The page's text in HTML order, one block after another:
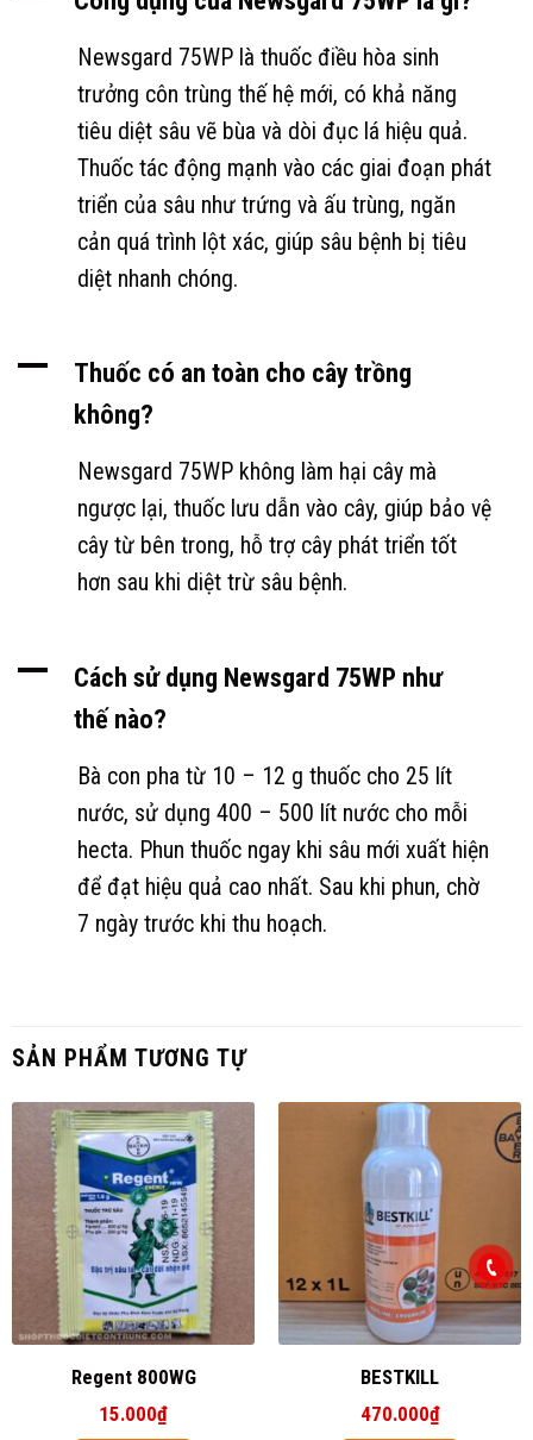
Newsgard 75WP là thuốc điều hòa sinh
trưởng côn trùng thế hệ mới, có khả năng
tiêu diệt sâu vẽ bùa và dòi đục lá hiệu quả.
Thuốc tác động mạnh vào các giai đoạn phát
triển của sâu như trứng và ấu trùng, ngăn
cản quá trình lột xác, giúp sâu bệnh bị tiêu
diệt nhanh chóng.
A
Thuốc có an toàn cho cây trồng
không?
Newsgard 75WP không làm hại cây mà
ngược lại, thuốc lưu dẫn vào cây, giúp bảo vệ
cây từ bên trong, hỗ trợ cây phát triển tốt
hơn sau khi diệt trừ sâu bệnh.
A
Cách sử dụng Newsgard 75WP như
thế nào?
Bà con pha từ 10 – 12 g thuốc cho 25 lít
nước, sử dụng 400 – 500 lít nước cho mỗi
hecta. Phun thuốc ngay khi sâu mới xuất hiện
để đạt hiệu quả cao nhất. Sau khi phun, chờ
7 ngày trước khi thu hoạch.
SẢN PHẨM TƯƠNG TỰ
Regent 800WG
15.000₫
BESTKILL
470.000₫